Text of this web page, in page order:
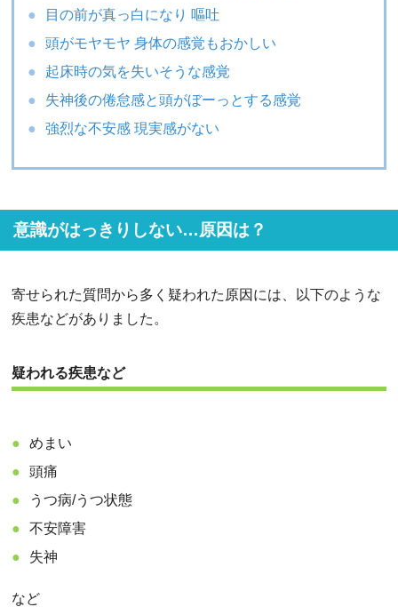
目の前が真っ白になり 嘔吐
頭がモヤモヤ 身体の感覚もおかしい
起床時の気を失いそうな感覚
失神後の倦怠感と頭がぼーっとする感覚
強烈な不安感 現実感がない
意識がはっきりしない…原因は？
寄せられた質問から多く疑われた原因には、以下のような
疾患などがありました。
疑われる疾患など
めまい
頭痛
うつ病/うつ状態
不安障害
失神
など